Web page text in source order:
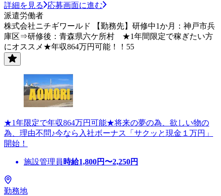
詳細を見る
応募画面に進む
派遣労働者
株式会社ニチギワールド 【勤務先】研修中1か月：神戸市兵
庫区⇒研修後：青森県六ケ所村 ★1年間限定で稼ぎたい方
にオススメ★年収864万円可能！！55
★1年限定で年収864万円可能★将来の夢の為、欲しい物の
為、理由不問♪今なら入社ボーナス「サクッと現金１万円」
開始！
施設管理員 時給1,800円〜2,250円
勤務地